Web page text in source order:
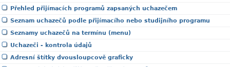
Přehled přijímacích programů zapsaných uchazečem
Seznam uchazečů podle přijímacího nebo studijního programu
Seznamy uchazečů na termínu (menu)
Uchazeči - kontrola údajů
Adresní štítky dvousloupcově graficky